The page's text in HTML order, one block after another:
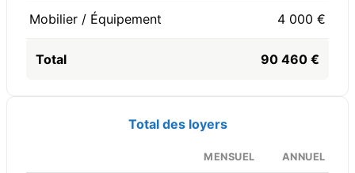
Mobilier / Équipement 4 000 €
Total 90 460 €
Total des loyers
MENSUEL ANNUEL